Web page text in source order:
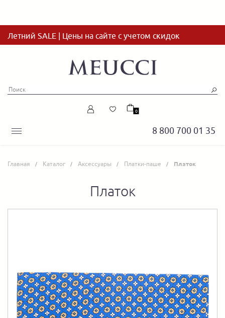
Летний SALE | Цены на сайте с учетом скидок
8 800 700 01 35
0
Главная Каталог Аксессуары Платки-паше Платок
Платок